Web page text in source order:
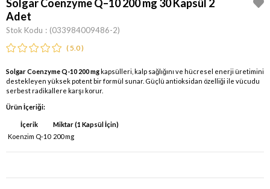
Solgar Coenzyme Q–10 200 mg 30 Kapsül 2
Adet
Stok Kodu (033984009486-2)
5.0
Solgar Coenzyme Q-10 200 mgkapsülleri, kalp sağlığını ve hücresel enerji üretimini
destekleyen yüksek potent bir formül sunar. Güçlü antioksidan özelliği ile vücudu
serbest radikallere karşı korur.
Ürün İçeriği:
İçerik
Miktar (1 Kapsül İçin)
Koenzim Q-10 200 mg